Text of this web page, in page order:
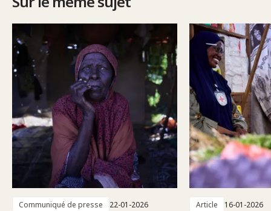
Communiqué de presse 22-01-2026 Article 16-01-2026